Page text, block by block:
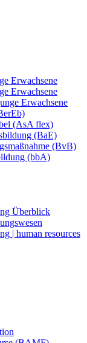
Erwachsene
Erwachsene
Erwachsene
(AsA flex)
(BaE)
(BvB)
(bbA)
Überblick
| human resources